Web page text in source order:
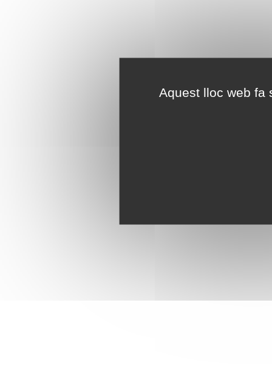
Aquest lloc web fa